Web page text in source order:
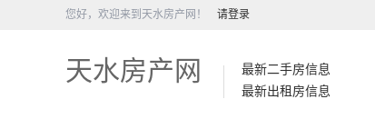
您好，欢迎来到天水房产网！ 请登录
天水房产网
最新二手房信息
最新出租房信息